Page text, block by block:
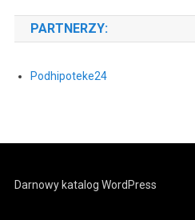
PARTNERZY:
Podhipoteke24
Darnowy katalog WordPress